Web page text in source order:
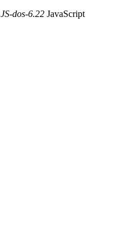
JS-dos-6.22 JavaScript